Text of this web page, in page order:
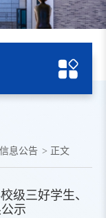
信息公告 > 正文
级三好学生、
示